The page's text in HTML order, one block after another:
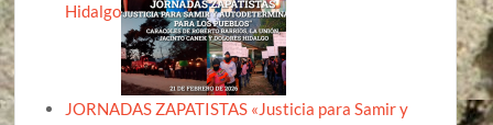
Hidalgo
JORNADAS ZAPATISTAS «Justicia para Samir y